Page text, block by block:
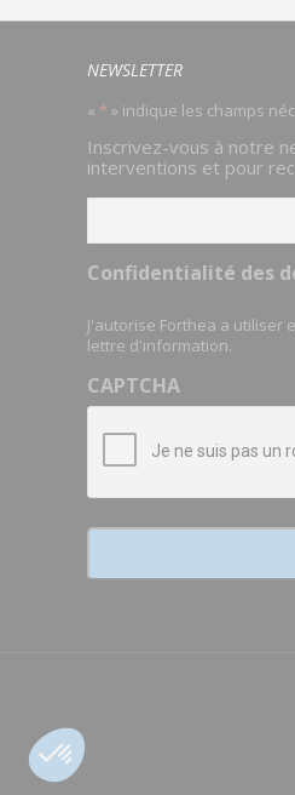
NEWSLETTER
« *» indique les champs
*
Inscrivez-vous à notre
interventions et pour
Confidentialité des
J'autorise Forthea a utiliser
lettre d'information.
CAPTCHA